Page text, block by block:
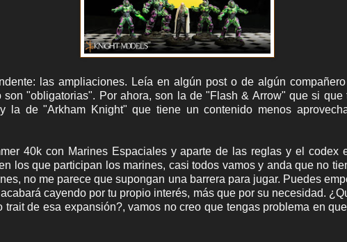
las ampliaciones. Leía en algún post o de algún
"obligatorias". Por ahora, son la de "Flash & Arrow" que si
la de "Arkham Knight" que tiene un contenido menos
40k con Marines Espaciales y aparte de las reglas y el codex
los que participan los marines, casi todos vamos y anda que no
no me parece que supongan una barrera para jugar. Puedes
cayendo por tu propio interés, más que por su necesidad.
trait de esa expansión?, vamos no creo que tengas problema en